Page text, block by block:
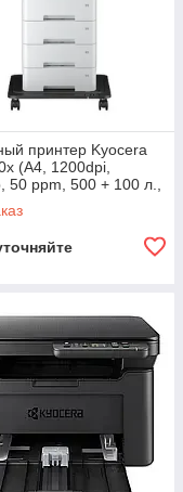
принтер Kyocera
(А4, 1200dpi,
50 ppm, 500 + 100 л.,
USB 2.0, Gigabit